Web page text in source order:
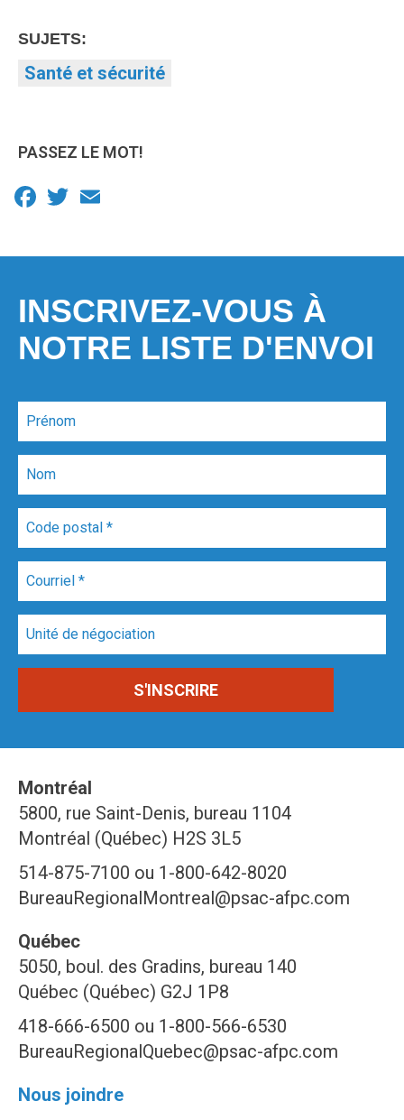
SUJETS:
Santé et sécurité
PASSEZ LE MOT!
Facebook
Twitter
INSCRIVEZ-VOUS À
NOTRE LISTE D'ENVOI
Montréal
5800, rue Saint-Denis, bureau 1104
Montréal (Québec) H2S 3L5
514-875-7100 ou 1-800-642-8020
BureauRegionalMontreal@psac-afpc.com
Québec
5050, boul. des Gradins, bureau 140
Québec (Québec) G2J 1P8
418-666-6500 ou 1-800-566-6530
BureauRegionalQuebec@psac-afpc.com
Nous joindre